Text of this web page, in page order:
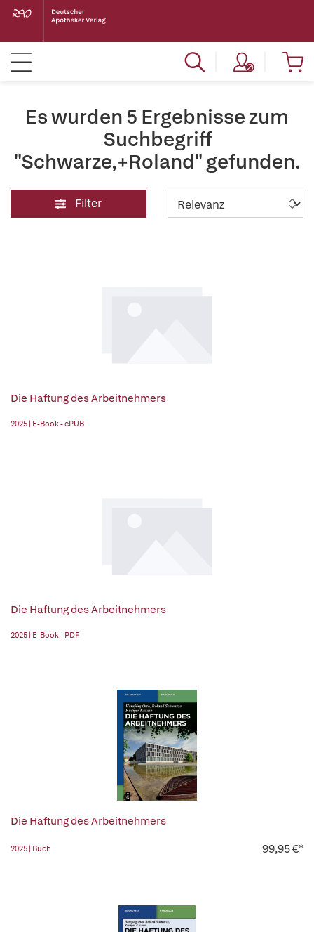
Es wurden 5 Ergebnisse zum
Suchbegriff
"Schwarze,+Roland" gefunden.
Filter
Die Haftung des Arbeitnehmers
2025 | E-Book - ePUB
Die Haftung des Arbeitnehmers
2025 | E-Book - PDF
Die Haftung des Arbeitnehmers
2025 | Buch 99,95 €*